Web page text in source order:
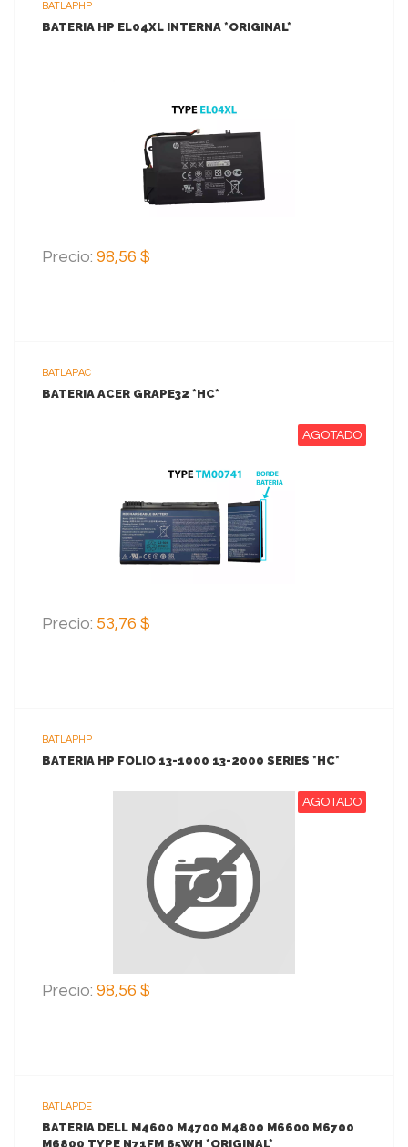
BATLAPHP
BATERIA HP EL04XL INTERNA *ORIGINAL*
AGREGAR AL CARRITO
Precio: 98,56 $
BATLAPAC
BATERIA ACER GRAPE32 *HC*
AGOTADO
Precio: 53,76 $
BATLAPHP
BATERIA HP FOLIO 13-1000 13-2000 SERIES *HC*
AGOTADO
Precio: 98,56 $
BATLAPDE
BATERIA DELL M4600 M4700 M4800 M6600 M6700
M6800 TYPE N71FM 65WH *ORIGINAL*